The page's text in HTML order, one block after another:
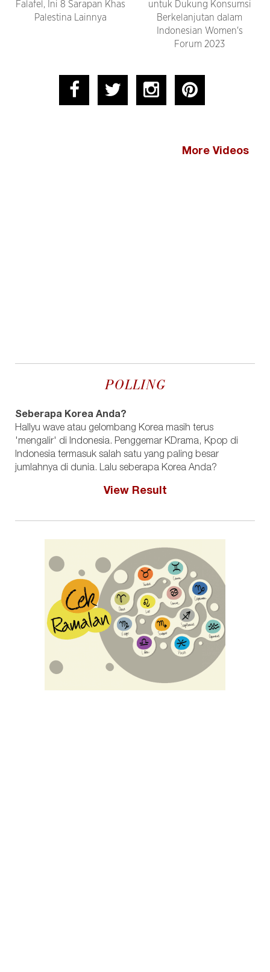
Falafel, Ini 8 Sarapan Khas
Palestina Lainnya
untuk Dukung Konsumsi
Berkelanjutan dalam
Indonesian Women's
Forum 2023
More Videos
POLLING
Seberapa Korea Anda?
Hallyu wave atau gelombang Korea masih terus
'mengalir' di Indonesia. Penggemar KDrama, Kpop di
Indonesia termasuk salah satu yang paling besar
jumlahnya di dunia. Lalu seberapa Korea Anda?
View Result